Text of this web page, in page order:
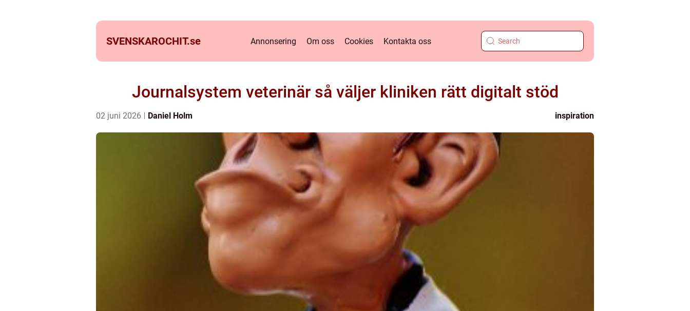
SVENSKAROCHIT.se Annonsering Om oss Cookies Kontakta oss
Journalsystem veterinär så väljer kliniken rätt digitalt stöd
02 juni 2026 Daniel Holm inspiration